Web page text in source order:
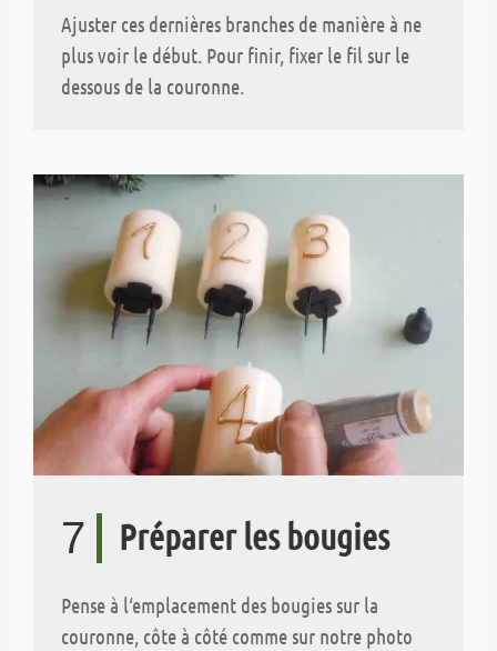
Ajuster ces dernières branches de manière à ne
plus voir le début. Pour finir, fixer le fil sur le
dessous de la couronne.
7 Préparer les bougies
Pense à l‘emplacement des bougies sur la
couronne, côte à côté comme sur notre photo